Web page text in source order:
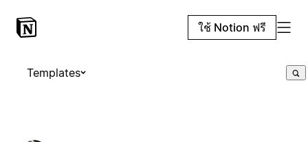
ใช้ Notion ฟรี
Templates